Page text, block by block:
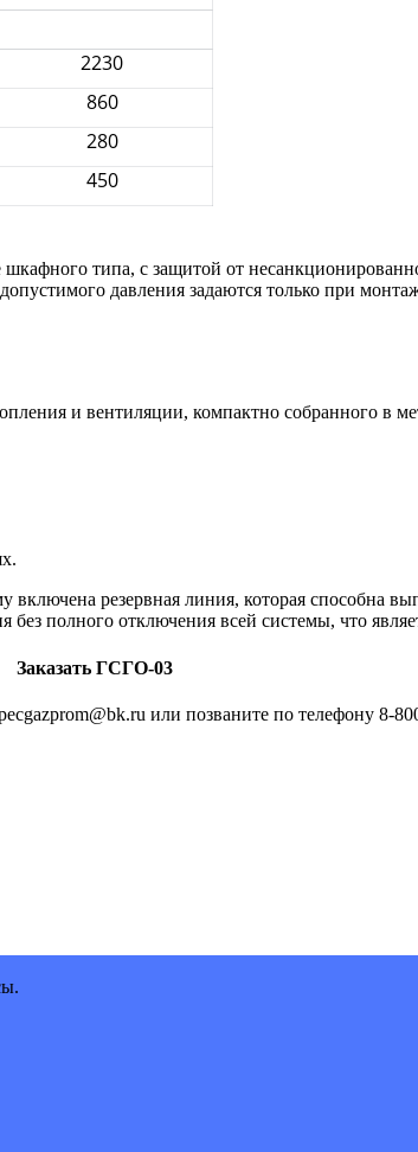
2230
860
280
450
типа, с защитой от
давления задаются только при
и вентиляции, компактно собранного в
резервная линия, которая способна
полного отключения всей системы, что
Заказать ГСГО-03
или позваните по телефону 8-